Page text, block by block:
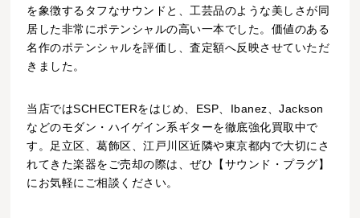
を象徴するタフなサウンドと、工芸品のような美しさが同
居した非常にポテンシャルの高い一本でした。価値のある
名作のポテンシャルを評価し、査定額へ反映させていただ
きました。
当店ではSCHECTERをはじめ、ESP、Ibanez、Jackson
などのモダン・ハイゲイン系ギターを徹底強化買取中で
す。足立区、葛飾区、江戸川区近隣や東京都内で大切にさ
れてきた楽器をご売却の際は、ぜひ【サウンド・プラグ】
にお気軽にご相談ください。